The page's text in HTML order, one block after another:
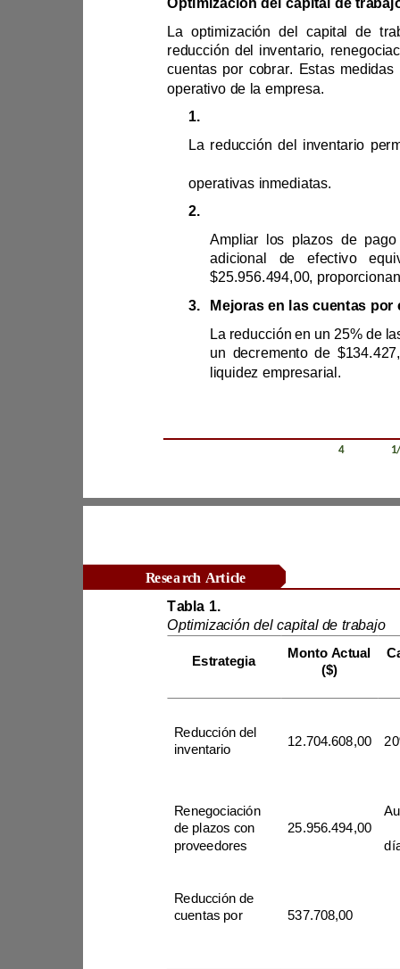
Revista Científica Zambos / Vol. 04 1
operativo de la empresa.
1.
operativas inmediatas.
2.
3.
liquidez empresarial.
Research Article
Tabla 1.
Optimización del capital de trabajo
Estrategia
($)
inventario
12.704.608,00
Renegociación
proveedores
25.956.494,00
cuentas por 537.708,00